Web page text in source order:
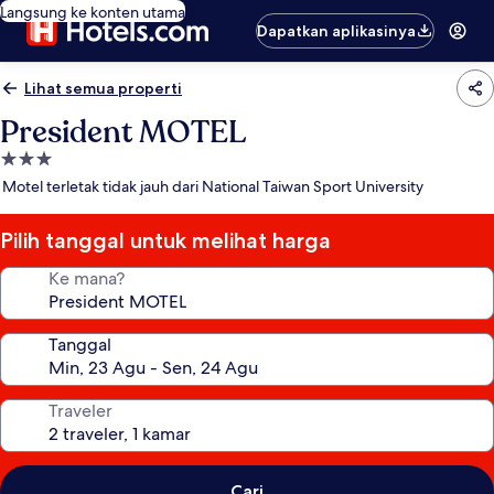
Langsung ke konten utama
Dapatkan aplikasinya
Lihat semua properti
President MOTEL
Properti
bintang
Motel terletak tidak jauh dari National Taiwan Sport University
Pilih tanggal untuk melihat harga
Ke mana?
Tanggal
Traveler